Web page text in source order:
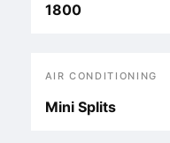
1800
AIR CONDITIONING
Mini Splits